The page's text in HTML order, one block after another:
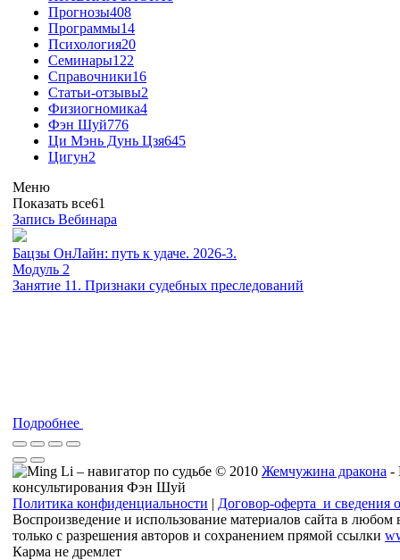
Прогнозы408
Программы14
Психология20
Семинары122
Справочники16
Статьи-отзывы2
Физиогномика4
Фэн Шуй776
Ци Мэнь Дунь Цзя645
Цигун2
Меню
Показать все61
Запись Вебинара
Бацзы ОнЛайн: путь к удаче. 2026-3.
Модуль 2
Занятие 11. Признаки судебных преследований
Подробнее
© 2010 Жемчужина дракона -
консультирования Фэн Шуй
Политика конфиденциальности | Договор-оферта и сведения
Воспроизведение и использование материалов сайта в любом
только с разрешения авторов и сохранением прямой ссылки
Карма не дремлет